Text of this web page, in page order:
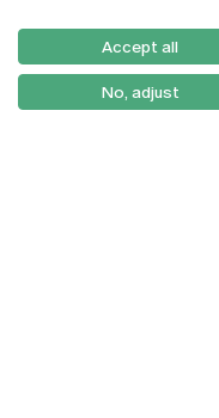
Accept all
No, adjust